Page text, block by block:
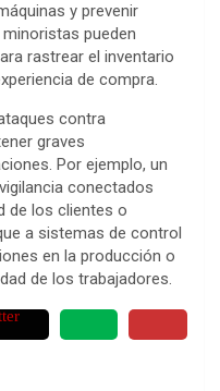
y prevenir
pueden
rastrear el inventario
de compra.
contra
graves
Por ejemplo, un
conectados
de los clientes o
a sistemas de control
en la producción o
de los trabajadores.